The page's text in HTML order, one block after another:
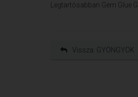
Legtartósabban Gem Glue
Vissza: GYÖNGYÖK